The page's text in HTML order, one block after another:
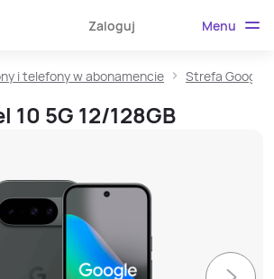
Zaloguj Menu
i telefony w abonamencie Strefa Google
10 5G 12/128GB